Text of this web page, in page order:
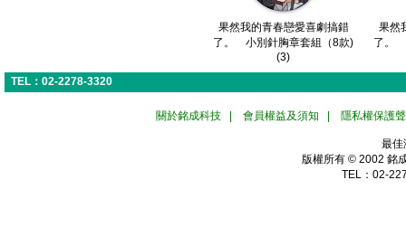
果然我的青春戀愛喜劇搞錯
了。 小別針胸章套組（8款)
(3)
果然
了。
TEL：02-2278-3320
關於銘成科技 會員權益及須知 隱私權保護
最佳
版權所有 © 2002 銘
TEL：02-